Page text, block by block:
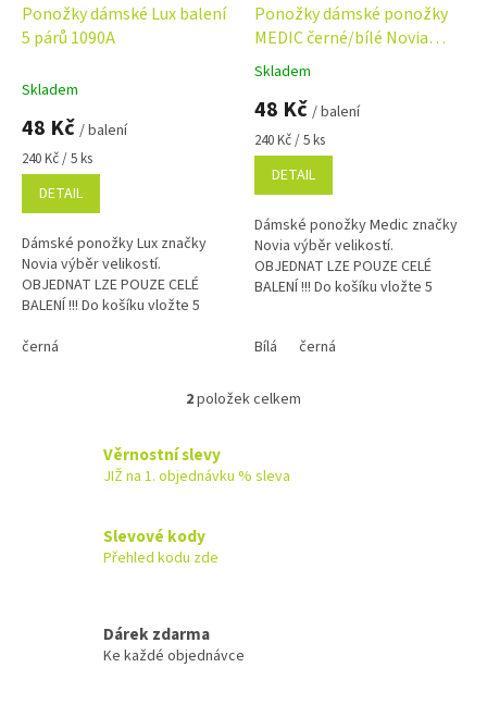
Ponožky dámské Lux balení
5 párů 1090A
Skladem
48 Kč / balení
Měrná
cena:
240 Kč / 5 ks
DETAIL
Dámské ponožky Lux značky
Novia výběr velikostí.
OBJEDNAT LZE POUZE CELÉ
BALENÍ !!! Do košíku vložte 5
černá
Ponožky dámské ponožky
MEDIC černé/bílé Novia
1091 balení 5 párů
Průměrné
hodnocení
produktu
je
5,0
5
hvězdiček.
Skladem
48 Kč / balení
Měrná
cena:
240 Kč / 5 ks
DETAIL
Dámské ponožky Medic značky
Novia výběr velikostí.
OBJEDNAT LZE POUZE CELÉ
BALENÍ !!! Do košíku vložte 5
Bílá
černá
O
á
y
2položek celkem
Věrnostní slevy
JIŽ na 1. objednávku % sleva
Slevové kody
Přehled kodu zde
Dárek zdarma
Ke každé objednávce